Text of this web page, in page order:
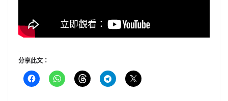
分享此文：